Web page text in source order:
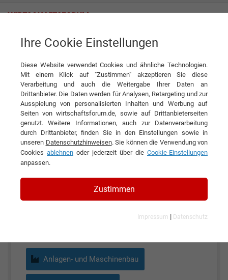
TRUMPF Schweiz AG
KONTAKT
TRUMPF Schweiz AG
Anlagen- und Maschinenbau
Ihre Cookie Einstellungen
Diese Website verwendet Cookies und ähnliche Technologien.
Mit einem Klick auf "Zustimmen" akzeptieren Sie diese
Verarbeitung und auch die Weitergabe Ihrer Daten an
Drittanbieter. Die Daten werden für Analysen, Retargeting und zur
Ausspielung von personalisierten Inhalten und Werbung auf
Seiten von wirtschaftsforum.de, sowie auf Drittanbieterseiten
genutzt. Weitere Informationen, auch zur Datenverarbeitung
durch Drittanbieter, finden Sie in den Einstellungen sowie in
unseren Datenschutzhinweisen. Sie können die Verwendung von
Cookies ablehnen oder jederzeit über die Cookie-Einstellungen
anpassen.
Zustimmen
Impressum | Datenschutz